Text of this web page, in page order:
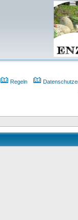
Regeln